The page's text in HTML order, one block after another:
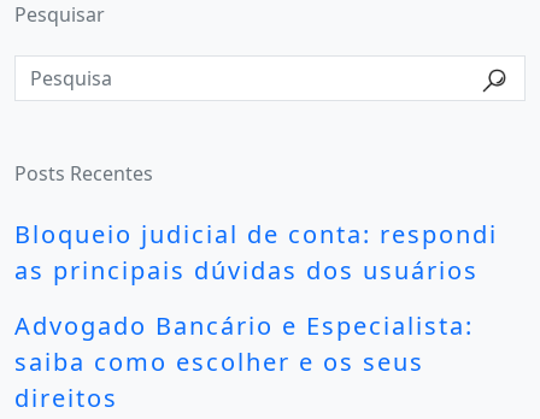
Pesquisar
Posts Recentes
Bloqueio judicial de conta: respondi
as principais dúvidas dos usuários
Advogado Bancário e Especialista:
saiba como escolher e os seus
direitos